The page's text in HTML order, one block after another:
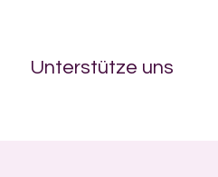
Unterstütze uns